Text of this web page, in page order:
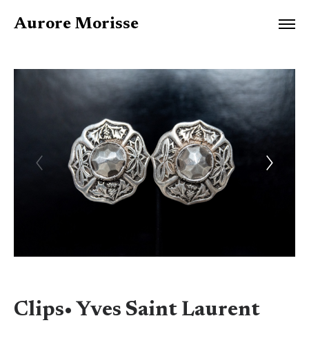
Aurore Morisse
Clips• Yves Saint Laurent